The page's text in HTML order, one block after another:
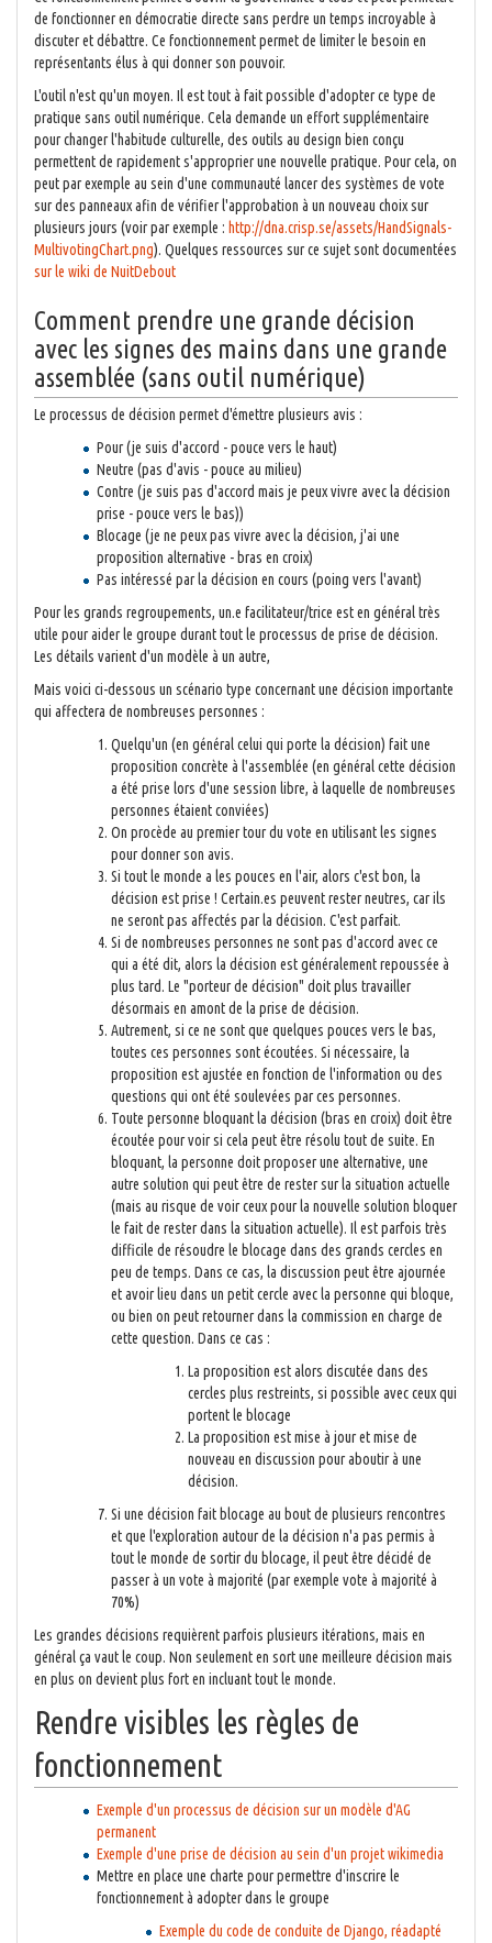
de fonctionner en démocratie directe sans perdre un temps incroyable à
discuter et débattre. Ce fonctionnement permet de limiter le besoin en
représentants élus à qui donner son pouvoir.
L'outil n'est qu'un moyen. Il est tout à fait possible d'adopter ce type de
pratique sans outil numérique. Cela demande un effort supplémentaire
pour changer l'habitude culturelle, des outils au design bien conçu
permettent de rapidement s'approprier une nouvelle pratique. Pour cela, on
peut par exemple au sein d'une communauté lancer des systèmes de vote
sur des panneaux afin de vérifier l'approbation à un nouveau choix sur
plusieurs jours (voir par exemple : http://dna.crisp.se/assets/HandSignals-
MultivotingChart.png). Quelques ressources sur ce sujet sont documentées
sur le wiki de NuitDebout
Comment prendre une grande décision
avec les signes des mains dans une grande
assemblée (sans outil numérique)
Le processus de décision permet d'émettre plusieurs avis :
Pour (je suis d'accord - pouce vers le haut)
Neutre (pas d'avis - pouce au milieu)
Contre (je suis pas d'accord mais je peux vivre avec la décision
prise - pouce vers le bas))
Blocage (je ne peux pas vivre avec la décision, j'ai une
proposition alternative - bras en croix)
Pas intéressé par la décision en cours (poing vers l'avant)
Pour les grands regroupements, un.e facilitateur/trice est en général très
utile pour aider le groupe durant tout le processus de prise de décision.
Les détails varient d'un modèle à un autre,
Mais voici ci-dessous un scénario type concernant une décision importante
qui affectera de nombreuses personnes :
Quelqu'un (en général celui qui porte la décision) fait une
proposition concrète à l'assemblée (en général cette décision
a été prise lors d'une session libre, à laquelle de nombreuses
personnes étaient conviées)
On procède au premier tour du vote en utilisant les signes
pour donner son avis.
Si tout le monde a les pouces en l'air, alors c'est bon, la
décision est prise ! Certain.es peuvent rester neutres, car ils
ne seront pas affectés par la décision. C'est parfait.
Si de nombreuses personnes ne sont pas d'accord avec ce
qui a été dit, alors la décision est généralement repoussée à
plus tard. Le "porteur de décision" doit plus travailler
désormais en amont de la prise de décision.
Autrement, si ce ne sont que quelques pouces vers le bas,
toutes ces personnes sont écoutées. Si nécessaire, la
proposition est ajustée en fonction de l'information ou des
questions qui ont été soulevées par ces personnes.
Toute personne bloquant la décision (bras en croix) doit être
écoutée pour voir si cela peut être résolu tout de suite. En
bloquant, la personne doit proposer une alternative, une
autre solution qui peut être de rester sur la situation actuelle
(mais au risque de voir ceux pour la nouvelle solution bloquer
le fait de rester dans la situation actuelle). Il est parfois très
difficile de résoudre le blocage dans des grands cercles en
peu de temps. Dans ce cas, la discussion peut être ajournée
et avoir lieu dans un petit cercle avec la personne qui bloque,
ou bien on peut retourner dans la commission en charge de
cette question. Dans ce cas :
La proposition est alors discutée dans des
cercles plus restreints, si possible avec ceux qui
portent le blocage
La proposition est mise à jour et mise de
nouveau en discussion pour aboutir à une
décision.
Si une décision fait blocage au bout de plusieurs rencontres
et que l'exploration autour de la décision n'a pas permis à
tout le monde de sortir du blocage, il peut être décidé de
passer à un vote à majorité (par exemple vote à majorité à
70%)
Les grandes décisions requièrent parfois plusieurs itérations, mais en
général ça vaut le coup. Non seulement en sort une meilleure décision mais
en plus on devient plus fort en incluant tout le monde.
Rendre visibles les règles de
fonctionnement
Exemple d'un processus de décision sur un modèle d'AG
permanent
Exemple d'une prise de décision au sein d'un projet wikimedia
Mettre en place une charte pour permettre d'inscrire le
fonctionnement à adopter dans le groupe
Exemple du code de conduite de Django, réadapté